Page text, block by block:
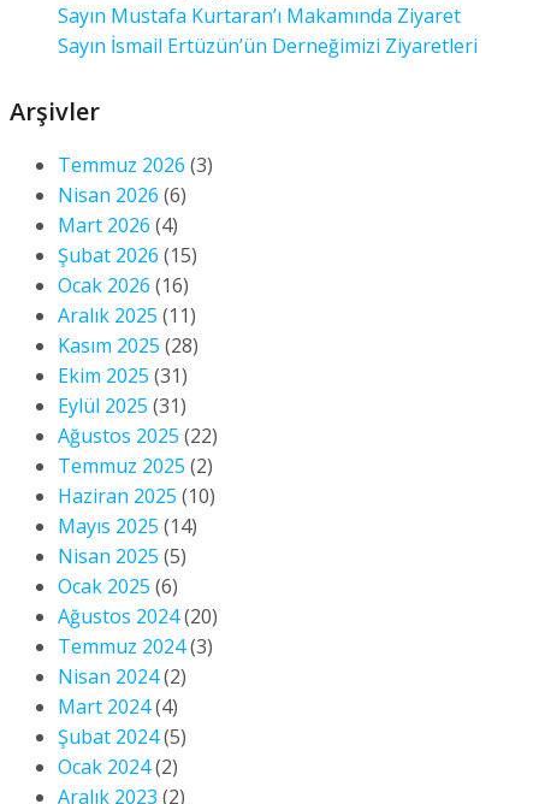
Sayın Mustafa Kurtaran’ı Makamında Ziyaret
Sayın İsmail Ertüzün’ün Derneğimizi Ziyaretleri
Arşivler
Temmuz 2026 (3)
Nisan 2026 (6)
Mart 2026 (4)
Şubat 2026 (15)
Ocak 2026 (16)
Aralık 2025 (11)
Kasım 2025 (28)
Ekim 2025 (31)
Eylül 2025 (31)
Ağustos 2025 (22)
Temmuz 2025 (2)
Haziran 2025 (10)
Mayıs 2025 (14)
Nisan 2025 (5)
Ocak 2025 (6)
Ağustos 2024(20)
Temmuz 2024(3)
Nisan 2024(2)
Mart 2024(4)
Şubat 2024(5)
Ocak 2024(2)
Aralık 2023 (2)